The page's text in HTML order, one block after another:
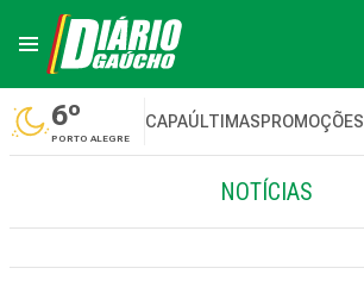
6º
PORTO ALEGRE
CAPAÚLTIMASPROMOÇÕES
NOTÍCIAS